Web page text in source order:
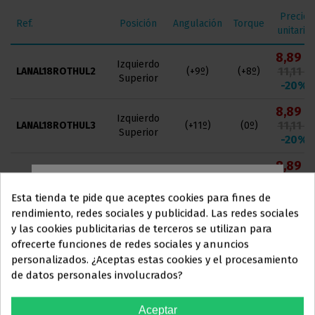
Este sitio web está dirigidoen
exclusivaa
PROFESIONALES DEL
SECTOR
Ref. Posición Angulación Torque
Precio
unitario
LANAL18ROTHUL2
Izquierdo
Superior
(+9º) (+8º)
8,89 €
-20%
LANAL18ROTHUL3
Izquierdo
Superior
(+11º) (0º)
8,89 €
-20%
Izquierdo
8,89 €
LANAL18ROTHUR1
Derecho
Superior
(+5º) (+17º)
8,89 €
Derecho
Superior
-20%
Esta tienda te pide que aceptes cookies para fines de
rendimiento, redes sociales y publicidad. Las redes sociales
y las cookies publicitarias de terceros se utilizan para
ofrecerte funciones de redes sociales y anuncios
personalizados. ¿Aceptas estas cookies y el procesamiento
de datos personales involucrados?
Aceptar